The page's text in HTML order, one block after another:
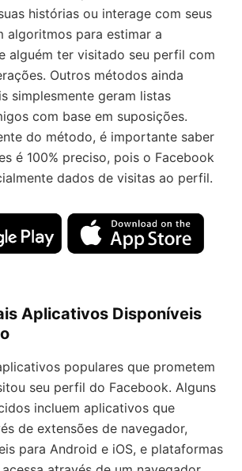
histórias ou interage com seus
algoritmos para estimar a
alguém ter visitado seu perfil com
Outros métodos ainda
simplesmente geram listas
com base em suposições.
do método, é importante saber
é 100% preciso, pois o Facebook
dados de visitas ao perfil.
Aplicativos Disponíveis
populares que prometem
seu perfil do Facebook. Alguns
incluem aplicativos que
de extensões de navegador,
para Android e iOS, e plataformas